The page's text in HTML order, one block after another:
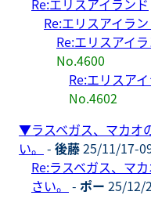
Re:エリスアイランド
Re:エリスアイラン
Re:エリスアイ
No.4600
Re:エリスア
No.4602
▼ラスベガス、マカ
い。 - 後藤25/11/17-
Re:ラスベガス、マ
さい。 - ポー 25/12/